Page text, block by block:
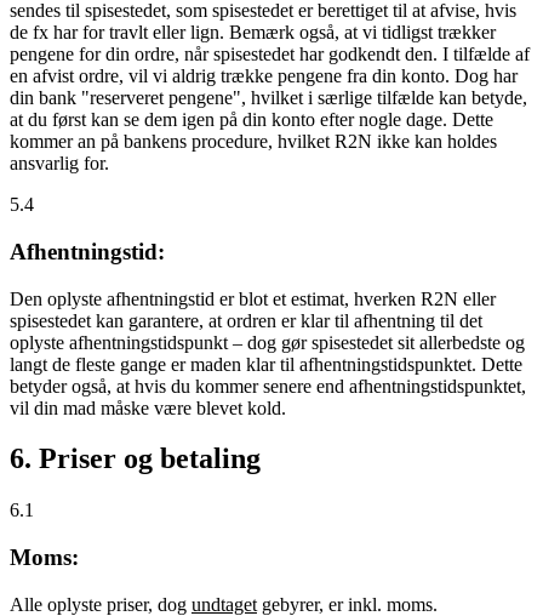
sendes til spisestedet, som spisestedet er berettiget til at afvise, hvis
de fx har for travlt eller lign. Bemærk også, at vi tidligst trækker
pengene for din ordre, når spisestedet har godkendt den. I tilfælde af
en afvist ordre, vil vi aldrig trække pengene fra din konto. Dog har
din bank "reserveret pengene", hvilket i særlige tilfælde kan betyde,
at du først kan se dem igen på din konto efter nogle dage. Dette
kommer an på bankens procedure, hvilket R2N ikke kan holdes
ansvarlig for.
5.4
Afhentningstid:
Den oplyste afhentningstid er blot et estimat, hverken R2N eller
spisestedet kan garantere, at ordren er klar til afhentning til det
oplyste afhentningstidspunkt – dog gør spisestedet sit allerbedste og
langt de fleste gange er maden klar til afhentningstidspunktet. Dette
betyder også, at hvis du kommer senere end afhentningstidspunktet,
vil din mad måske være blevet kold.
6. Priser og betaling
6.1
Moms:
Alle oplyste priser, dog undtaget gebyrer, er inkl. moms.